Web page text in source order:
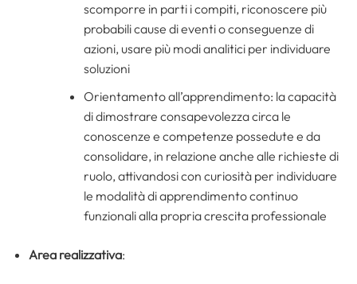
scomporre in parti i compiti, riconoscere più
probabili cause di eventi o conseguenze di
azioni, usare più modi analitici per individuare
soluzioni
Orientamento all’apprendimento: la capacità
di dimostrare consapevolezza circa le
conoscenze e competenze possedute e da
consolidare, in relazione anche alle richieste di
ruolo, attivandosi con curiosità per individuare
le modalità di apprendimento continuo
funzionali alla propria crescita professionale
Area realizzativa: